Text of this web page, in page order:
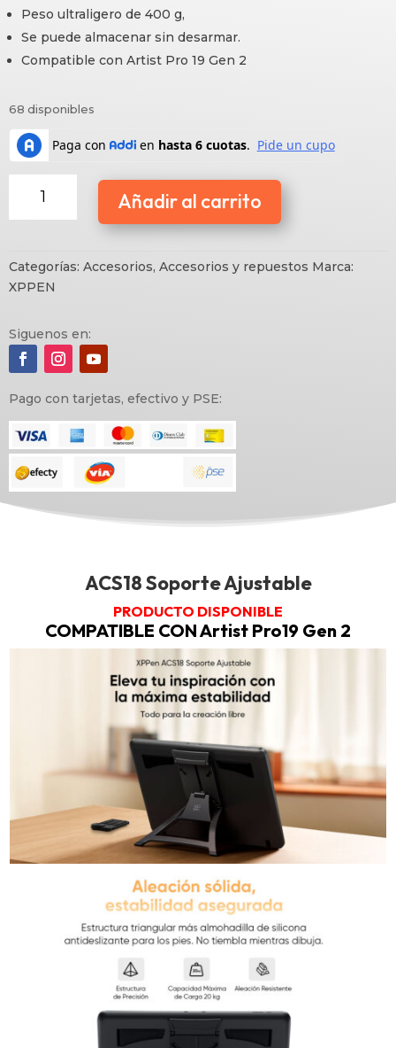
era:
$188.000.
Peso ultraligero de 400 g,
Se puede almacenar sin desarmar.
Compatible con Artist Pro 19 Gen 2
68 disponibles
Soporte
Ajustable
Añadir al carrito
Categorías: Accesorios, Accesorios y repuestos Marca:
XPPEN
Siguenos en:
Pago con tarjetas, efectivo y PSE:
ACS18 Soporte Ajustable
PRODUCTO DISPONIBLE
COMPATIBLE CON Artist Pro19 Gen 2